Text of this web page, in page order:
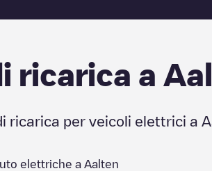
ricarica a
ricarica per veicoli elettrici a
elettriche a Aalten